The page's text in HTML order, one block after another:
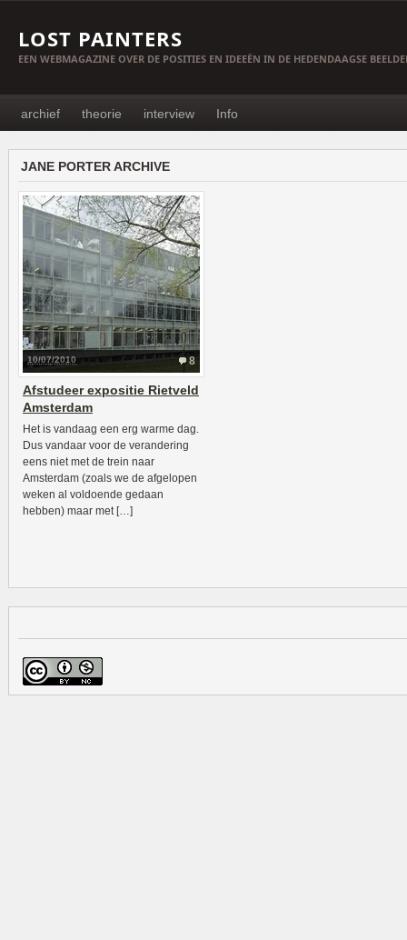
LOST PAINTERS
EEN WEBMAGAZINE OVER DE POSITIES EN IDEEËN IN DE HEDENDAAGSE
archief theorie interview Info
JANE PORTER ARCHIVE
8
10/07/2010
Afstudeer expositie Rietveld
Amsterdam
Het is vandaag een erg warme dag.
Dus vandaar voor de verandering
eens niet met de trein naar
Amsterdam (zoals we de afgelopen
weken al voldoende gedaan
hebben) maar met […]